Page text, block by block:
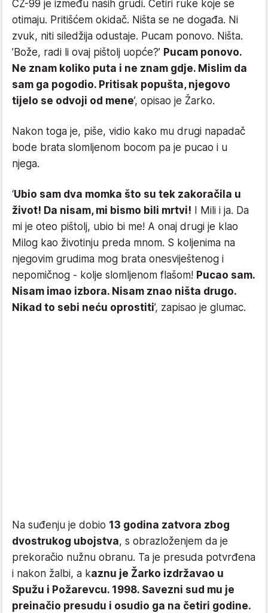
CZ-99 je između naših grudi. Četiri ruke koje se
otimaju. Pritišćem okidač. Ništa se ne događa. Ni
zvuk, niti siledžija odustaje. Pucam ponovo. Ništa.
’Bože, radi li ovaj pištolj uopće?’ Pucam ponovo.
Ne znam koliko puta i ne znam gdje. Mislim da
sam ga pogodio. Pritisak popušta, njegovo
tijelo se odvoji od mene’, opisao je Žarko.
Nakon toga je, piše, vidio kako mu drugi napadač
bode brata slomljenom bocom pa je pucao i u
njega.
‘Ubio sam dva momka što su tek zakoračila u
život! Da nisam, mi bismo bili mrtvi! I Mili i ja. Da
mi je oteo pištolj, ubio bi me! A onaj drugi je klao
Milog kao životinju preda mnom. S koljenima na
njegovim grudima mog brata onesviještenog i
nepomičnog - kolje slomljenom flašom! Pucao sam.
Nisam imao izbora. Nisam znao ništa drugo.
Nikad to sebi neću oprostiti’, zapisao je glumac.
Na suđenju je dobio 13 godina zatvora zbog
dvostrukog ubojstva, s obrazloženjem da je
prekoračio nužnu obranu. Ta je presuda potvrđena
i nakon žalbi, a kaznu je Žarko izdržavao u
Spužu i Požarevcu. 1998. Savezni sud mu je
preinačio presudu i osudio ga na četiri godine.